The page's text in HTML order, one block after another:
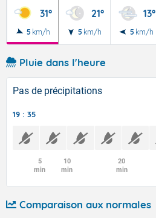
31°
5 km/h
21°
5 km/h
13°
5 km/h
Pluie dans l'heure
Pas de précipitations
19 : 35
5
min
10
min
20
min
Comparaison aux normales